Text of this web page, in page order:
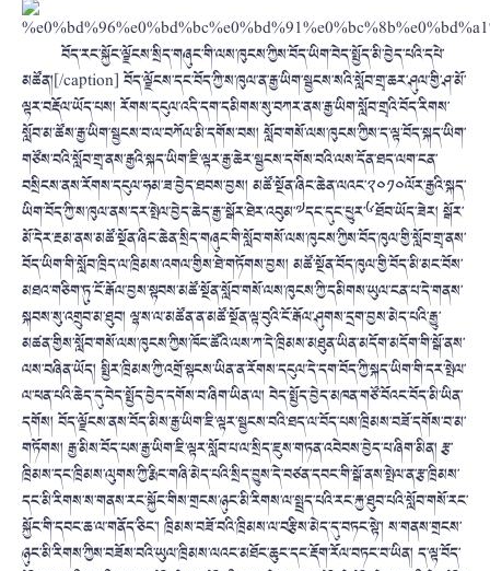
བོད་རང་སྐྱོང་ལྗོངས་སྲིད་གཞུང་གི་ལས་ཁུངས་ཀྱིས་བོད་ཡིག་བེད་སྤྱོད་མི་བྱེད་པའི་དཔེ་
མཚོན།[/caption] བོད་ལྗོངས་དང་བོད་ཀྱི་ས་ཁུལ་ན་རྒྱ་ཡིག་སྦྱངས་སའི་སློབ་གྲྭ་ཆར་ཤུལ་གྱི་ཤ་མོ་
ལྟར་བརྡོལ་ཡོད་པས། རོགས་དངུལ་འདི་དག་དམིགས་སུ་བཀར་ནས་རྒྱ་ཡིག་སློབ་གྲྭའི་བོད་རིགས་
སློབ་མ་ཚོས་རྒྱ་ཡིག་སྦྱངས་བ་ལ་བཀོལ་མི་དགོས་བས། སློབ་གསོ་ལས་ཁུངས་ཀྱིས་ད་ལྟ་བོད་སྐད་ཡིག་
གཙོས་བའི་སློབ་གྲྭ་ནས་རྒྱའི་སྐད་ཡིག་ཇི་ལྟར་རྒྱ་ཆེར་སྦྱངས་དགོས་བའི་ལས་དོན་ཐད་ལག་ངན་
བསྲིངས་ནས་རོགས་དངུལ་ཧམ་ཟ་བྱེད་ཐབས་བྱས། མཚོ་སྔོན་ཞིང་ཆེན་ལའང་༢༠༡༠ལོར་རྒྱའི་སྐད་
ཡིག་བོད་ཀྱི་ས་ཁུལ་ནས་དར་སྤེལ་བྱེད་ཆེད་རྒྱ་་སྒོར་ཐེར་འབུམ་༧དང་དུང་ཕྱུར་༦ཐོབ་ཡོད་ཟེར། སྒོར་
མོ་དེར་རྔམ་ནས་མཚོ་སྔོན་ཞིང་ཆེན་སྲིད་གཞུང་གི་སློབ་གསོ་ལས་ཁུངས་ཀྱིས་བོད་ཁུལ་གྱི་སློབ་གྲྭ་ནས་
བོད་ཡིག་གི་སློབ་ཁྲིད་ལ་ཁྲིམས་འགལ་གྱིས་ཐེ་གཏོགས་བྱས། མཚོ་སྔོན་བོད་ཁུལ་གྱི་བོད་མི་མང་བོས་
མཐའ་གཅིག་ཏུ་ངོ་རྒོལ་བྱས་སྟབས་མཚོ་སྔོན་སློབ་གསོ་ལས་ཁུངས་ཀྱི་དམིགས་ཡུལ་ངན་པ་དེ་གནས་
སྐབས་སུ་འགྲུབ་མ་ཐུབ། ལྷ་ས་ལ་མཚོན་ན་མཚོ་སྔོན་ལྟ་བུའི་ངོ་རྒོལ་ཤུགས་དྲག་བྱས་མེད་པའི་རྒྱུ་
མཚན་གྱིས་སློབ་གསོ་ལས་ཁུངས་ཀྱིས་ཁོང་ཚོའི་ལས་ཀ་དེ་ཁྲིམས་མཐུན་ཡིན་མདོག་མདོག་གི་སྒོ་ནས་
ལས་བཞིན་ཡོད། སྤྱིར་ཁྲིམས་ཀྱི་འགྲོ་སྟངས་ཡིན་ན་རོགས་དངུལ་དེ་དག་བོད་ཀྱི་སྐད་ཡིག་གི་དར་སྤེལ་
ལ་ཕན་པའི་ཆེད་དུ་བེད་སྤྱོད་བྱེད་དགོས་བ་ཞིག་ཡིན་ལ། བེད་སྤྱོད་བྱེད་མཁན་གཙོ་བོའང་བོད་མི་ཡིན་
དགོས། བོད་ལྗོངས་ནས་བོད་མིས་རྒྱ་ཡིག་ཇི་ལྟར་སྦྱངས་བའི་ཐད་ལ་བོད་པས་ཁྲིམས་བཟོ་དགོས་བ་མ་
གཏོགས། རྒྱ་མིས་བོད་པས་རྒྱ་ཡིག་ཇི་ལྟར་སློབ་པ་ལ་སྲིད་ཇུས་གཏན་འབེབས་བྱེད་པ་ཞིག་མིན། རྩ་
ཁྲིམས་དང་ཁྲིམས་ལུགས་ཀྱི་རྨིང་གཞི་མེད་པའི་སྲིད་བྱུས་དེ་བཙན་དབང་གི་སྒོ་ནས་སྤེལ་ན་རྩ་ཁྲིམས་
དང་མི་རིགས་ས་གནས་རང་སྐྱོང་གིས་གྲངས་ཉུང་མི་རིགས་ལ་སྤྲད་པའི་རང་རྐྱ་ཐུབ་པའི་སློབ་གསོ་རང་
སྐྱོང་གི་དབང་ཆ་ལ་གནོད་ཅིང་། ཁྲིམས་བཟོ་བའི་ཁྲིམས་ལ་བརྩིས་མེད་དུ་བཏང་སྟེ་། ས་གནས་གྲངས་
ཉུང་མི་རིགས་ཀྱིས་བཟོས་བའི་ཡུལ་ཁྲིམས་ལའང་མཐོང་ཆུང་དང་རྡོག་རོལ་བཏང་བ་ཡིན། ད་ལྟ་བོད་